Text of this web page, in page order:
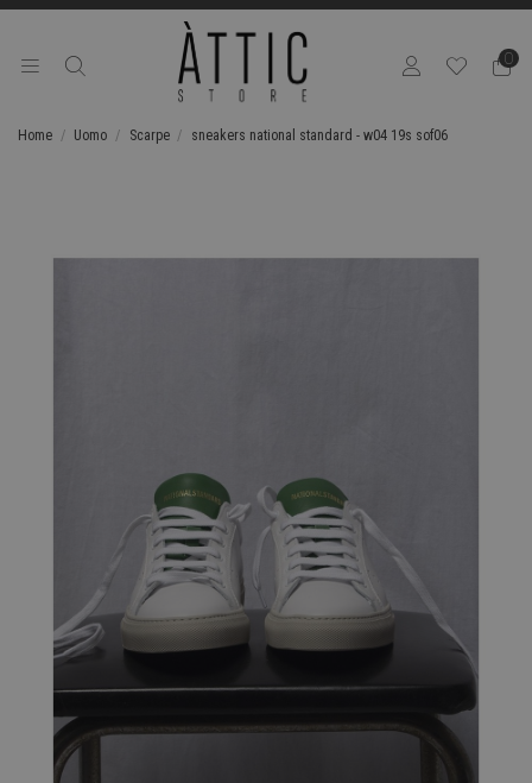
0
Home Uomo Scarpe sneakers national standard - w04 19s sof06